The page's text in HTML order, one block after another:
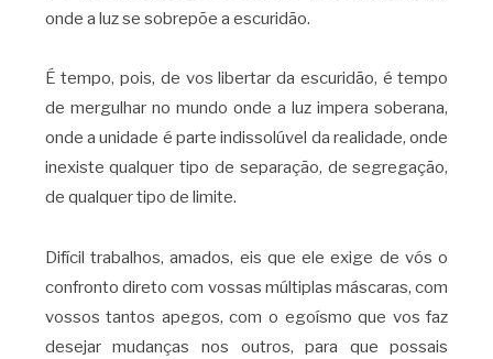
onde a luz se sobrepõe a escuridão.
É tempo, pois, de vos libertar da escuridão, é tempo
de mergulhar no mundo onde a luz impera soberana,
onde a unidade é parte indissolúvel da realidade, onde
inexiste qualquer tipo de separação, de segregação,
de qualquer tipo de limite.
Difícil trabalhos, amados, eis que ele exige de vós o
confronto direto com vossas múltiplas máscaras, com
vossos tantos apegos, com o egoísmo que vos faz
desejar mudanças nos outros, para que possais